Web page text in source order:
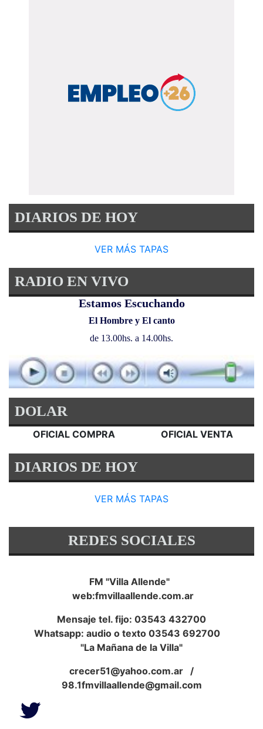
DIARIOS DE HOY
VER MÁS TAPAS
RADIO EN VIVO
Estamos Escuchando
El Hombre y El canto
de 13.00hs. a 14.00hs.
DOLAR
OFICIAL COMPRA OFICIAL VENTA
DIARIOS DE HOY
VER MÁS TAPAS
REDES SOCIALES
FM "Villa Allende"
web:fmvillaallende.com.ar
Mensaje tel. fijo: 03543 432700
Whatsapp: audio o texto 03543 692700
"La Mañana de la Villa"
crecer51@yahoo.com.ar /
98.1fmvillaallende@gmail.com